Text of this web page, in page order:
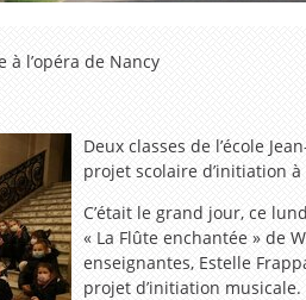
à l’opéra de Nancy
Deux classes de l’école
projet scolaire d’initiation
C’était le grand jour, ce
« La Flûte enchantée » de
enseignantes, Estelle
projet d’initiation musicale.